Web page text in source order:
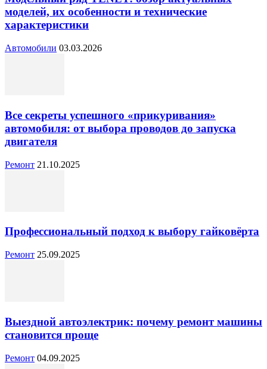
моделей, их особенности и технические
характеристики
Автомобили 03.03.2026
Все секреты успешного «прикуривания»
автомобиля: от выбора проводов до запуска
двигателя
Ремонт 21.10.2025
Профессиональный подход к выбору гайковёрта
Ремонт 25.09.2025
Выездной автоэлектрик: почему ремонт машины
становится проще
Ремонт 04.09.2025